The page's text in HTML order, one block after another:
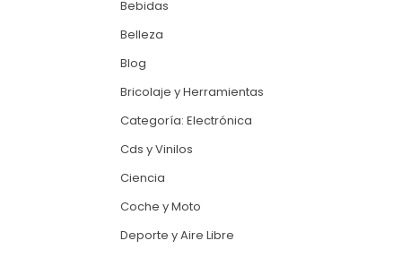
Bebidas
Belleza
Blog
Bricolaje y Herramientas
Categoría: Electrónica
Cds y Vinilos
Ciencia
Coche y Moto
Deporte y Aire Libre